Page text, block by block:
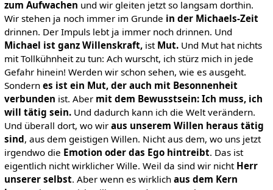
zum Aufwachen und wir gleiten jetzt so langsam dorthin.
Wir stehen ja noch immer im Grunde in der Michaels-Zeit
drinnen. Der Impuls lebt ja immer noch drinnen. Und
Michael ist ganz Willenskraft,ist Mut.Und Mut hat nichts
mit Tollkühnheit zu tun: Ach wurscht, ich stürz mich in jede
Gefahr hinein! Werden wir schon sehen, wie es ausgeht.
Sondern es ist ein Mut, der auch mit Besonnenheit
verbunden ist. Aber mit dem Bewusstsein: Ich muss, ich
will tätig sein.Und dadurch kann ich die Welt verändern.
Und überall dort, wo wir aus unserem Willen heraus tätig
sind, aus dem geistigen Willen. Nicht aus dem, wo uns jetzt
irgendwo die Emotion oder das Ego hintreibt. Das ist
eigentlich nicht wirklicher Wille. Weil da sind wir nicht Herr
unserer selbst. Aber wenn es wirklich aus dem Kern